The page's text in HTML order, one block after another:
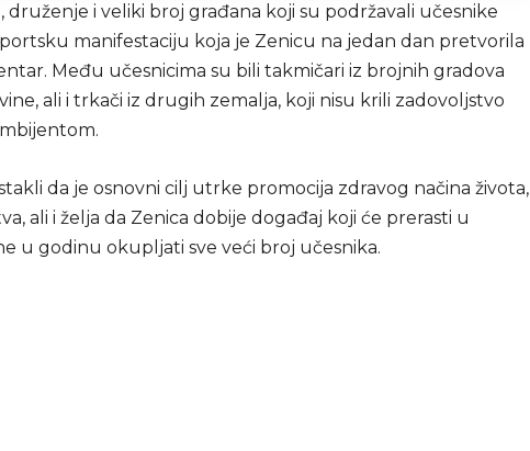
druženje i veliki broj građana koji su podržavali učesnike
manifestaciju koja je Zenicu na jedan dan pretvorila
Među učesnicima su bili takmičari iz brojnih gradova
ali i trkači iz drugih zemalja, koji nisu krili zadovoljstvo
da je osnovni cilj utrke promocija zdravog načina života,
ali i želja da Zenica dobije događaj koji će prerasti u
u godinu okupljati sve veći broj učesnika.